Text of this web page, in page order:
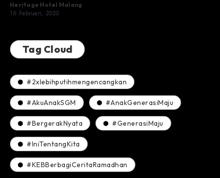
Heritage Hotel Malang
16 Februari, 2020
Tag Cloud
#2xlebihputihmengencangkan
#AkuAnakSGM #AnakGenerasiMaju
#BergerakNyata #GenerasiMaju
#IniTentangKita
#KEBBerbagiCeritaRamadhan